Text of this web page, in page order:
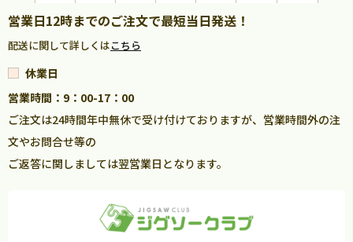
営業日12時までのご注文で最短当日発送！
配送に関して詳しくはこちら
休業日
営業時間：9：00-17：00
ご注文は24時間年中無休で受け付けておりますが、営業時間外の注
文やお問合せ等の
ご返答に関しましては翌営業日となります。